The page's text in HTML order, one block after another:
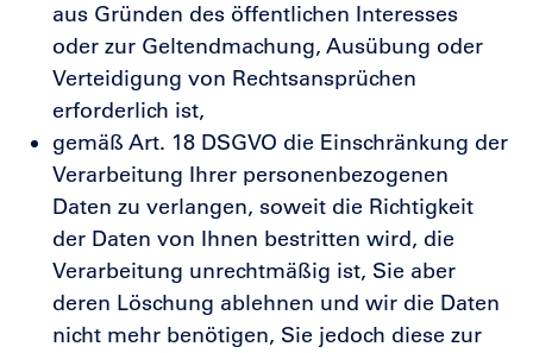
aus Gründen des öffentlichen Interesses
oder zur Geltendmachung, Ausübung oder
Verteidigung von Rechtsansprüchen
erforderlich ist,
gemäß Art. 18 DSGVO die Einschränkung der
Verarbeitung Ihrer personenbezogenen
Daten zu verlangen, soweit die Richtigkeit
der Daten von Ihnen bestritten wird, die
Verarbeitung unrechtmäßig ist, Sie aber
deren Löschung ablehnen und wir die Daten
nicht mehr benötigen, Sie jedoch diese zur